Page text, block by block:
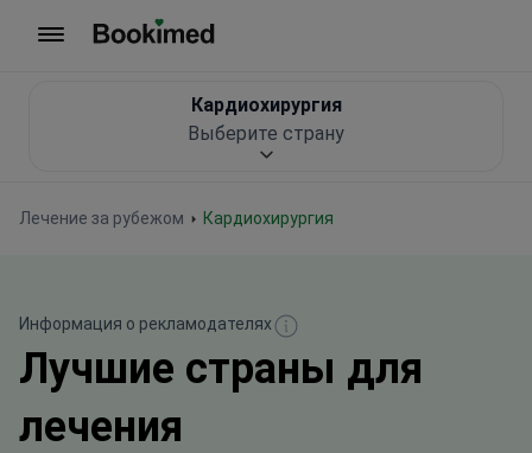
Лечение за рубежом Кардиохирургия
Кардиохирургия
Выберите страну
Информация о рекламодателях
Лучшие страны для
лечения